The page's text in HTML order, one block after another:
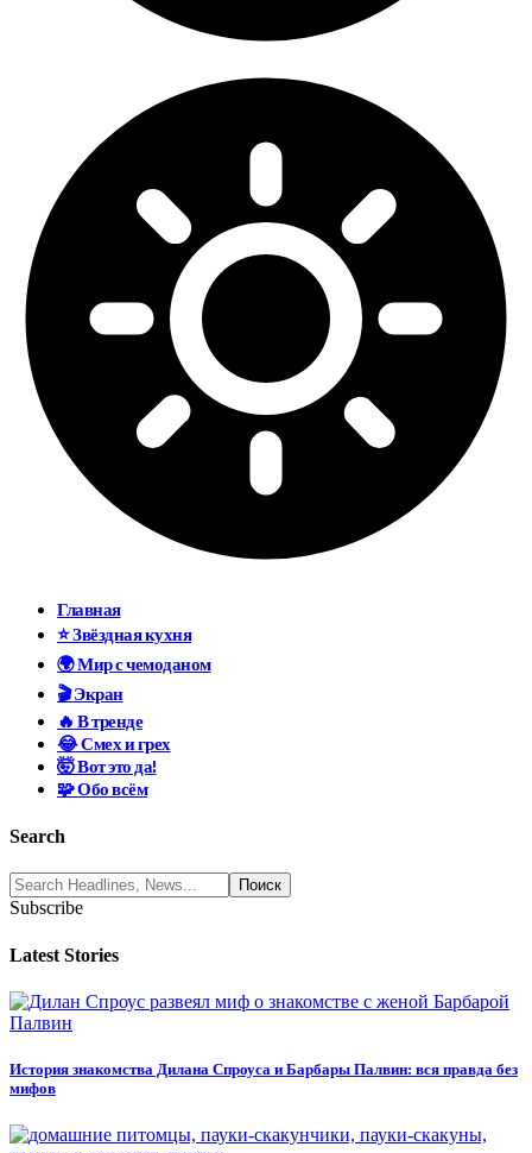
Главная
⭐ Звёздная кухня
🌍 Мир с чемоданом
🎬 Экран
🔥 В тренде
😂 Смех и грех
🤯 Вот это да!
🧩 Обо всём
Search
Subscribe
Latest Stories
История знакомства Дилана Спроуса и Барбары Палвин: вся правда без
мифов